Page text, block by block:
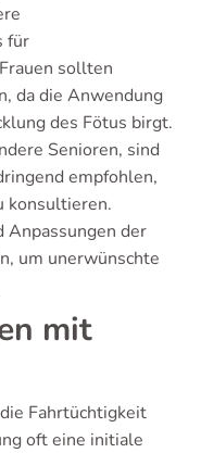
für
sollten
da die Anwendung
des Fötus birgt.
Senioren, sind
empfohlen,
konsultieren.
Anpassungen der
um unerwünschte
mit
Fahrtüchtigkeit
oft eine initiale